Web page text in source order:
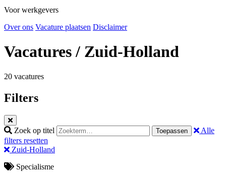
Voor werkgevers
Over ons Vacature plaatsen Disclaimer
Vacatures/ Zuid-Holland
20 vacatures
Filters
Zoek op titel Toepassen
Alle
filters resetten
Zuid-Holland
Specialisme